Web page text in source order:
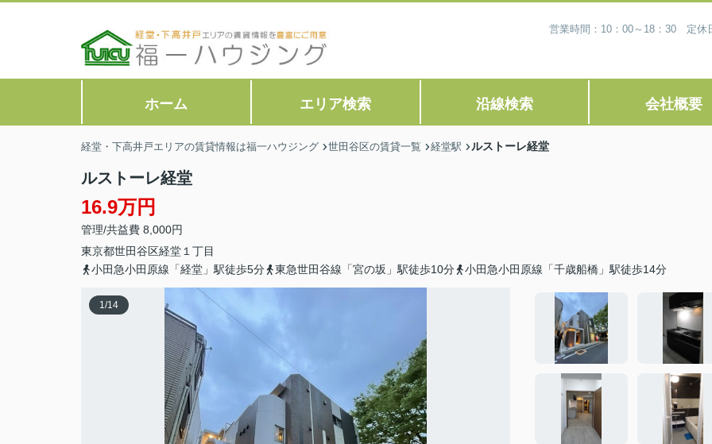
営業時間：10：00～18：30 定休
ホーム エリア検索 沿線検索 会社概要
経堂・下高井戸エリアの賃貸情報は福一ハウジング 世田谷区の賃貸一覧 経堂駅 ルストーレ経堂
ルストーレ経堂
16.9万円
管理/共益費 8,000円
東京都世田谷区経堂 １丁目
小田急小田原線「経堂」駅徒歩5分
東急世田谷線「宮の坂」駅徒歩10分 小田急小田原線「千歳船橋」駅徒歩14分
1/14